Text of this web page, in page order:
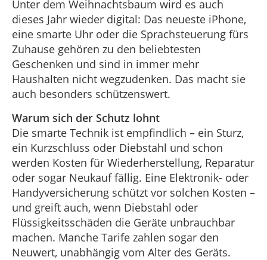
Unter dem Weihnachtsbaum wird es auch
dieses Jahr wieder digital: Das neueste iPhone,
eine smarte Uhr oder die Sprachsteuerung fürs
Zuhause gehören zu den beliebtesten
Geschenken und sind in immer mehr
Haushalten nicht wegzudenken. Das macht sie
auch besonders schützenswert.
Warum sich der Schutz lohnt
Die smarte Technik ist empfindlich – ein Sturz,
ein Kurzschluss oder Diebstahl und schon
werden Kosten für Wiederherstellung, Reparatur
oder sogar Neukauf fällig. Eine Elektronik- oder
Handyversicherung schützt vor solchen Kosten –
und greift auch, wenn Diebstahl oder
Flüssigkeitsschäden die Geräte unbrauchbar
machen. Manche Tarife zahlen sogar den
Neuwert, unabhängig vom Alter des Geräts.